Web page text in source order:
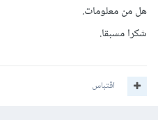
هل من معلومات.
شكرا مسبقا.
اقتباس